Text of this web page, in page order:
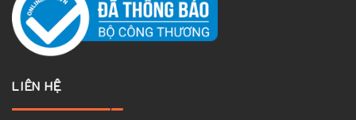
LIÊN HỆ